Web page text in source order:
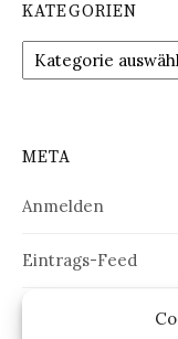
KATEGORIEN
Kategorien
META
Anmelden
Eintrags-Feed
Kommentar-Feed